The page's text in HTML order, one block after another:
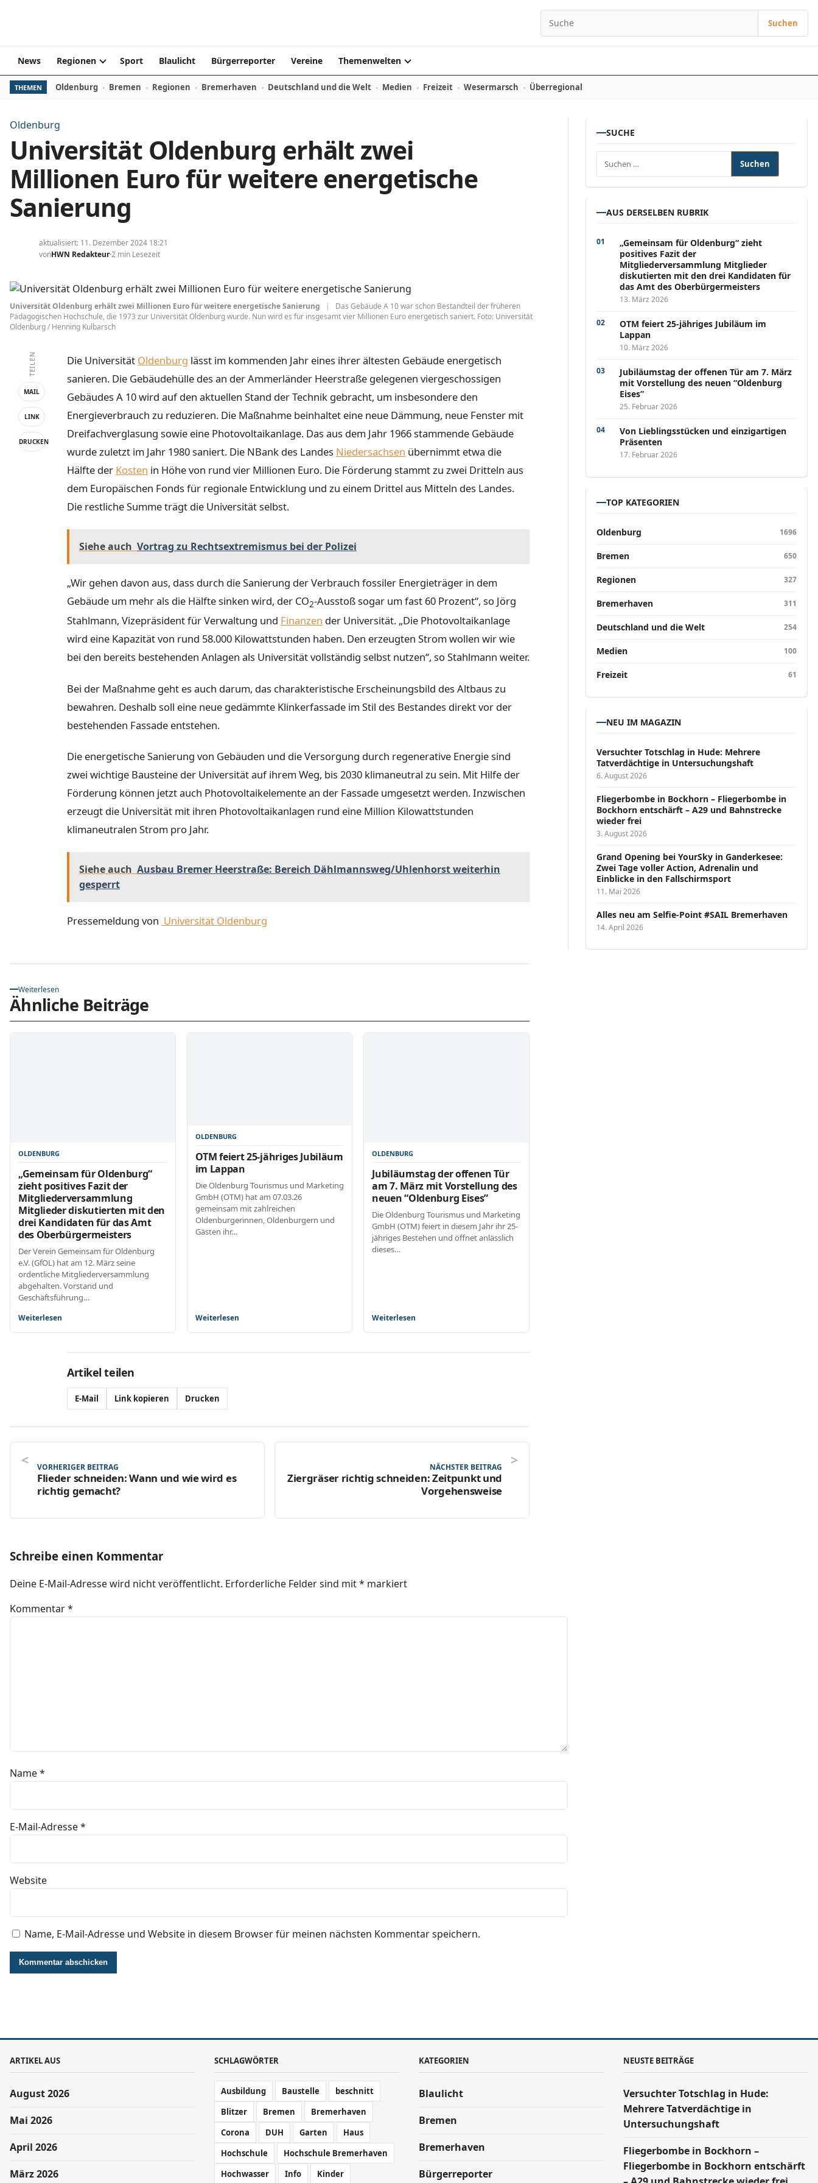
Suchen nach:
Suchen
News Regionen Sport Blaulicht Bürgerreporter Vereine Themenwelten
THEMEN Oldenburg Bremen Regionen Bremerhaven Deutschland und die Welt Medien Freizeit Wesermarsch Überregional
Oldenburg
Universität Oldenburg erhält zwei
Millionen Euro für weitere energetische
Sanierung
aktualisiert: 11. Dezember 2024 18:21
vonHWN Redakteur2 min Lesezeit
Universität Oldenburg erhält zwei Millionen Euro für weitere energetische Sanierung |
Das Gebäude A 10 war schon Bestandteil der früheren
Pädagogischen Hochschule, die 1973 zur Universität Oldenburg wurde. Nun wird es für insgesamt vier Millionen Euro energetisch saniert. Foto: Universität
Oldenburg / Henning Kulbarsch
TEILEN
MAIL
LINK
DRUCKEN
Die Universität Oldenburg lässt im kommenden Jahr eines ihrer ältesten Gebäude energetisch
sanieren. Die Gebäudehülle des an der Ammerländer Heerstraße gelegenen viergeschossigen
Gebäudes A 10 wird auf den aktuellen Stand der Technik gebracht, um insbesondere den
Energieverbrauch zu reduzieren. Die Maßnahme beinhaltet eine neue Dämmung, neue Fenster mit
Dreifachverglasung sowie eine Photovoltaikanlage. Das aus dem Jahr 1966 stammende Gebäude
wurde zuletzt im Jahr 1980 saniert. Die NBank des Landes Niedersachsen übernimmt etwa die
Hälfte der Kosten in Höhe von rund vier Millionen Euro. Die Förderung stammt zu zwei Dritteln aus
dem Europäischen Fonds für regionale Entwicklung und zu einem Drittel aus Mitteln des Landes.
Die restliche Summe trägt die Universität selbst.
Siehe auch Vortrag zu Rechtsextremismus bei der Polizei
„Wir gehen davon aus, dass durch die Sanierung der Verbrauch fossiler Energieträger in dem
Gebäude um mehr als die Hälfte sinken wird, der CO2-Ausstoß sogar um fast 60 Prozent“, so Jörg
Stahlmann, Vizepräsident für Verwaltung und Finanzen der Universität. „Die Photovoltaikanlage
wird eine Kapazität von rund 58.000 Kilowattstunden haben. Den erzeugten Strom wollen wir wie
bei den bereits bestehenden Anlagen als Universität vollständig selbst nutzen“, so Stahlmann weiter.
Bei der Maßnahme geht es auch darum, das charakteristische Erscheinungsbild des Altbaus zu
bewahren. Deshalb soll eine neue gedämmte Klinkerfassade im Stil des Bestandes direkt vor der
bestehenden Fassade entstehen.
Die energetische Sanierung von Gebäuden und die Versorgung durch regenerative Energie sind
zwei wichtige Bausteine der Universität auf ihrem Weg, bis 2030 klimaneutral zu sein. Mit Hilfe der
Förderung können jetzt auch Photovoltaikelemente an der Fassade umgesetzt werden. Inzwischen
erzeugt die Universität mit ihren Photovoltaikanlagen rund eine Million Kilowattstunden
klimaneutralen Strom pro Jahr.
Siehe auch Ausbau Bremer Heerstraße: Bereich Dählmannsweg/Uhlenhorst weiterhin
gesperrt
Pressemeldung von Universität Oldenburg
Weiterlesen
Ähnliche Beiträge
OLDENBURG
„Gemeinsam für Oldenburg“
zieht positives Fazit der
Mitgliederversammlung
Mitglieder diskutierten mit den
drei Kandidaten für das Amt
des Oberbürgermeisters
Der Verein Gemeinsam für Oldenburg
e.V. (GfOL) hat am 12. März seine
ordentliche Mitgliederversammlung
abgehalten. Vorstand und
Geschäftsführung…
Weiterlesen
OLDENBURG
OTM feiert 25-jähriges Jubiläum
im Lappan
Die Oldenburg Tourismus und Marketing
GmbH (OTM) hat am 07.03.26
gemeinsam mit zahlreichen
Oldenburgerinnen, Oldenburgern und
Gästen ihr…
Weiterlesen
OLDENBURG
Jubiläumstag der offenen Tür
am 7. März mit Vorstellung des
neuen “Oldenburg Eises”
Die Oldenburg Tourismus und Marketing
GmbH (OTM) feiert in diesem Jahr ihr 25-
jähriges Bestehen und öffnet anlässlich
dieses…
Weiterlesen
Artikel teilen
E-Mail Link kopieren Drucken
VORHERIGER BEITRAG
Flieder schneiden: Wann und wie wird es
richtig gemacht?
NÄCHSTER BEITRAG
Ziergräser richtig schneiden: Zeitpunkt und
Vorgehensweise
SUCHE
Suchen nach:
AUS DERSELBEN RUBRIK
„Gemeinsam für Oldenburg“ zieht
positives Fazit der
Mitgliederversammlung Mitglieder
diskutierten mit den drei Kandidaten für
das Amt des Oberbürgermeisters
13. März 2026
OTM feiert 25-jähriges Jubiläum im
Lappan
10. März 2026
Jubiläumstag der offenen Tür am 7. März
mit Vorstellung des neuen “Oldenburg
Eises”
25. Februar 2026
Von Lieblingsstücken und einzigartigen
Präsenten
17. Februar 2026
TOP KATEGORIEN
Oldenburg 1696
Bremen 650
Regionen 327
Bremerhaven 311
Deutschland und die Welt 254
Medien 100
Freizeit 61
NEU IM MAGAZIN
Versucht­er Totschlag in Hude: Mehrere
Tatverdächtige in Untersuchungshaft
6. August 2026
Fliegerbombe in Bockhorn – Fliegerbombe in
Bockhorn entschärft – A29 und Bahnstrecke
wieder frei
3. August 2026
Grand Opening bei YourSky in Ganderkesee:
Zwei Tage voller Action, Adrenalin und
Einblicke in den Fallschirmsport
11. Mai 2026
Alles neu am Selfie-Point #SAIL Bremerhaven
14. April 2026
Schreibe einen Kommentar
Deine E-Mail-Adresse wird nicht veröffentlicht. Erforderliche Felder sind mit* markiert
Kommentar*
Name*
E-Mail-Adresse*
Website
Name, E-Mail-Adresse und Website in diesem Browser für meinen nächsten Kommentar speichern.
ARTIKEL AUS
August 2026
Mai 2026
April 2026
März 2026
SCHLAGWÖRTER
Ausbildung Baustelle
beschnitt
Blitzer
Bremen
Bremerhaven
Corona
DUH Garten
Haus
Hochschule
Hochschule Bremerhaven
Hochwasser
Info Kinder
KATEGORIEN
Blaulicht
Bremen
Bremerhaven
Bürgerreporter
NEUSTE BEITRÄGE
Versucht­er Totschlag in Hude:
Mehrere Tatverdächtige in
Untersuchungshaft
Fliegerbombe in Bockhorn –
Fliegerbombe in Bockhorn entschärft